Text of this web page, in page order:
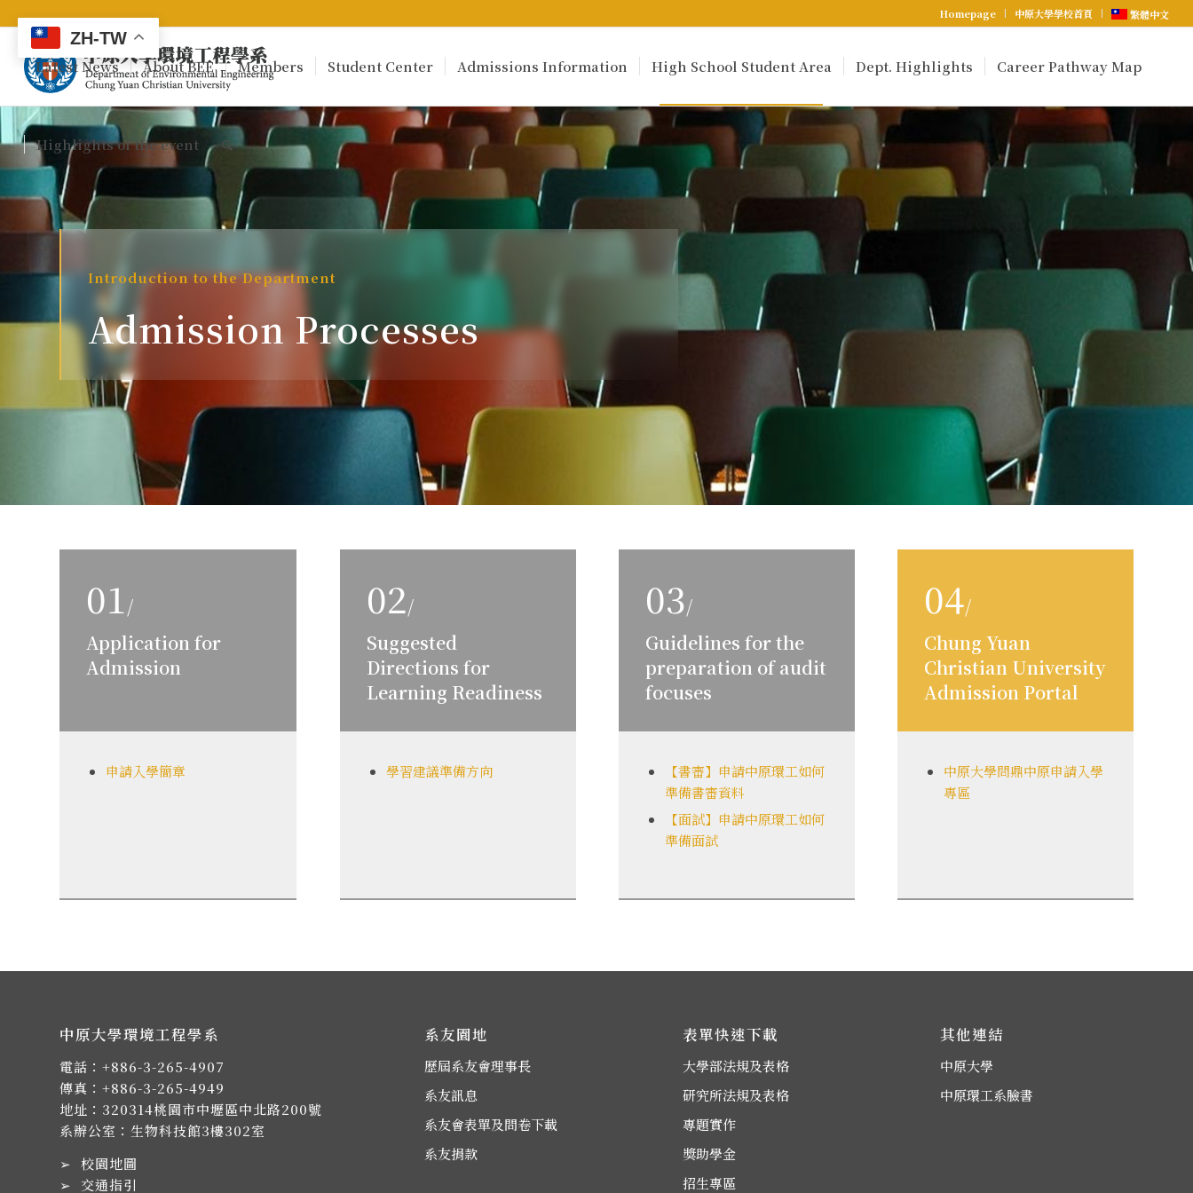
Homepage 中原大學學校首頁 繁體中文
Latest News About BEE Members Student Center Admissions Information High School Student Area Dept. Highlights Career Pathway Map
Highlights of the event
Introduction to the Department
Admission Processes
01/
Application for
Admission
02/
Suggested
Directions for
Learning Readiness
03/
Guidelines for the
preparation of audit
focuses
04/
Chung Yuan
Christian University
Admission Portal
申請入學簡章 學習建議準備方向
【書審】申請中原環工如何
準備書審資料
【面試】申請中原環工如何
準備面試
中原大學問鼎中原申請入學
專區
中原大學環境工程學系
電話： +886-3-265-4907
傳真：+886-3-265-4949
地址： 320314桃園市中壢區中北路200號
系辦公室：生物科技館3樓302室
➢ 校園地圖
➢ 交通指引
系友園地
歷屆系友會理事長
系友訊息
系友會表單及問卷下載
系友捐款
表單快速下載
大學部法規及表格
研究所法規及表格
專題實作
獎助學金
招生專區
其他連結
中原大學
中原環工系臉書
ZH-TW